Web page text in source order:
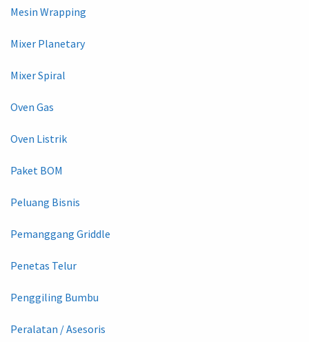
Mesin Wrapping
Mixer Planetary
Mixer Spiral
Oven Gas
Oven Listrik
Paket BOM
Peluang Bisnis
Pemanggang Griddle
Penetas Telur
Penggiling Bumbu
Peralatan / Asesoris